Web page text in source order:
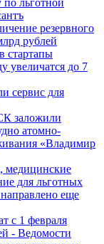
льготной
резервного
рублей
стартапы
увеличатся до 7
сервис для
заложили
атомно-
«Владимир
медицинские
для льготных
еще
с 1 февраля
- Ведомости